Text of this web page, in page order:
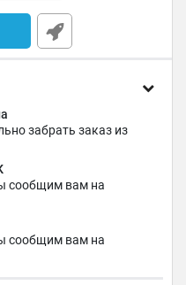
забрать заказ из
сообщим вам на
сообщим вам на